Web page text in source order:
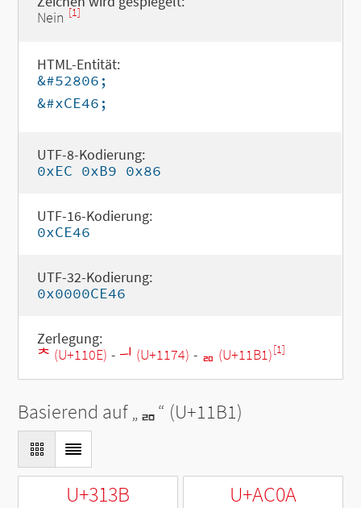
Nein [1]
HTML-Entität:
&#52806;
&#xCE46;
UTF-8-Kodierung:
0xEC 0xB9 0x86
UTF-16-Kodierung:
0xCE46
UTF-32-Kodierung:
0x0000CE46
Zerlegung:
ᄎ (U+110E) - ᅴ (U+1174) - ᆱ (U+11B1)[1]
Basierend auf „ᆱ“ (U+11B1)
U+313B U+AC0A